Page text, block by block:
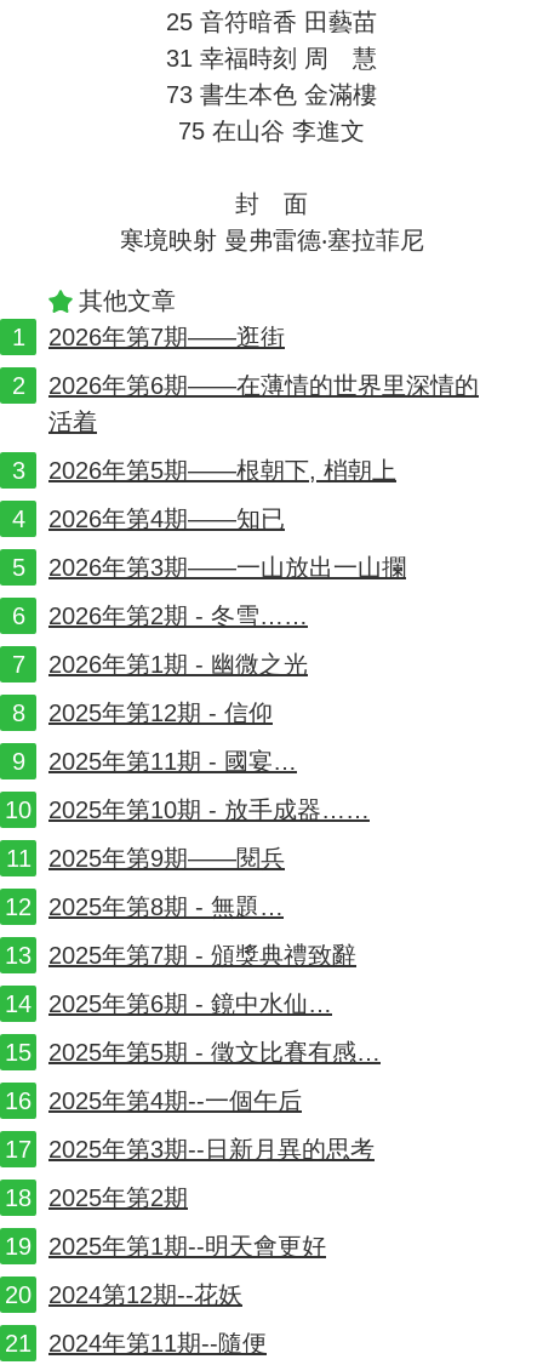
25 音符暗香 田藝苗
31 幸福時刻 周 慧
73 書生本色 金滿樓
75 在山谷 李進文
封 面
寒境映射 曼弗雷德‧塞拉菲尼
其他文章
2026年第7期——逛街
2026年第6期——在薄情的世界里深情的
活着
2026年第5期——根朝下, 梢朝上
2026年第4期——知已
2026年第3期——一山放出一山攔
2026年第2期 - 冬雪……
2026年第1期 - 幽微之光
2025年第12期 - 信仰
2025年第11期 - 國宴…
2025年第10期 - 放手成器……
2025年第9期——閱兵
2025年第8期 - 無題…
2025年第7期 - 頒獎典禮致辭
2025年第6期 - 鏡中水仙…
2025年第5期 - 徵文比賽有感…
2025年第4期--一個午后
2025年第3期--日新月異的思考
2025年第2期
2025年第1期--明天會更好
2024第12期--花妖
2024年第11期--隨便